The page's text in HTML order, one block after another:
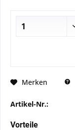
Merken
Artikel-Nr.:
Vorteile